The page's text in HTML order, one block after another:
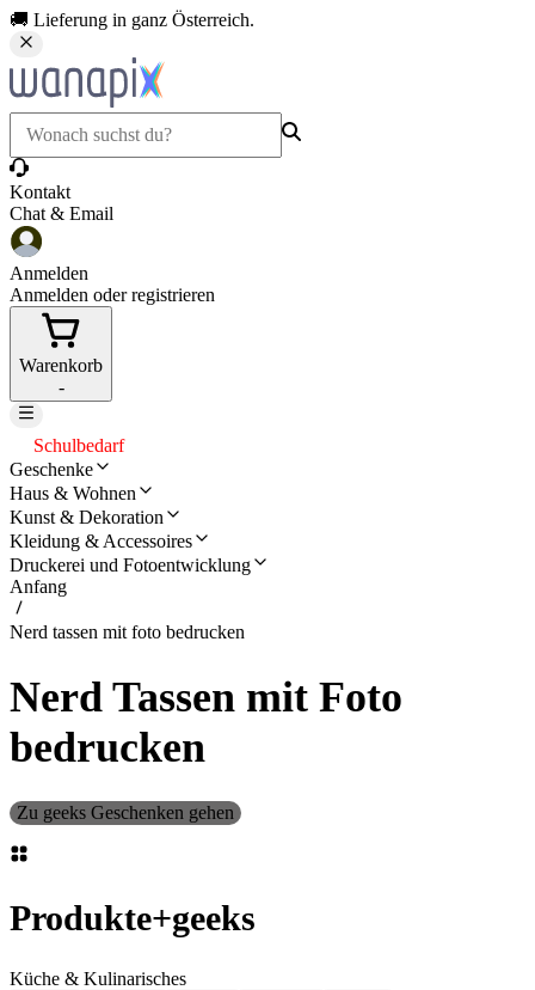
🚚 Lieferung in ganz Österreich.
Kontakt
Chat & Email
Anmelden
Anmelden oder registrieren
Warenkorb
-
Schulbedarf
Geschenke
Haus & Wohnen
Kunst & Dekoration
Kleidung & Accessoires
Druckerei und Fotoentwicklung
Anfang
Nerd tassen mit foto bedrucken
Nerd Tassen mit Foto
bedrucken
Zu geeks Geschenken gehen
Produkte+geeks
Küche & Kulinarisches